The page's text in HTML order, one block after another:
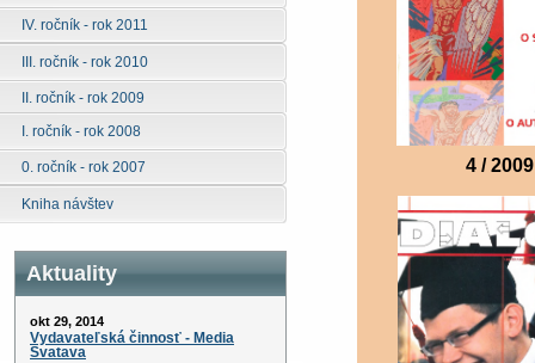
IV. ročník - rok 2011
III. ročník - rok 2010
II. ročník - rok 2009
I. ročník - rok 2008
0. ročník - rok 2007
Kniha návštev
Aktuality
okt 29, 2014
Vydavateľská činnosť - Media
Svatava
4 / 2009